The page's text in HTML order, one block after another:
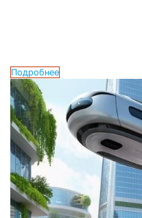
Подробнее